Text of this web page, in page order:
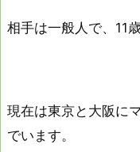
相手は一般人で、11
現在は東京と大阪に
でいます。